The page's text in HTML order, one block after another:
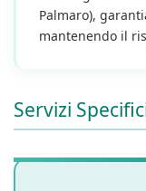
Palmaro),
mantenendo il
Servizi